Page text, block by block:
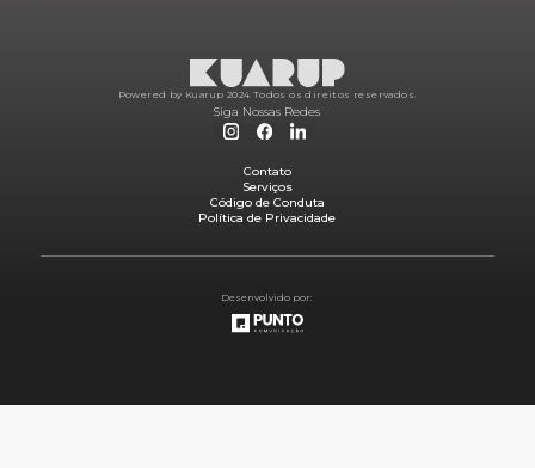
Powered by Kuarup 2024. Todos os direitos reservados.
Siga Nossas Redes
Contato
Serviços
Código de Conduta
Política de Privacidade
Desenvolvido por: